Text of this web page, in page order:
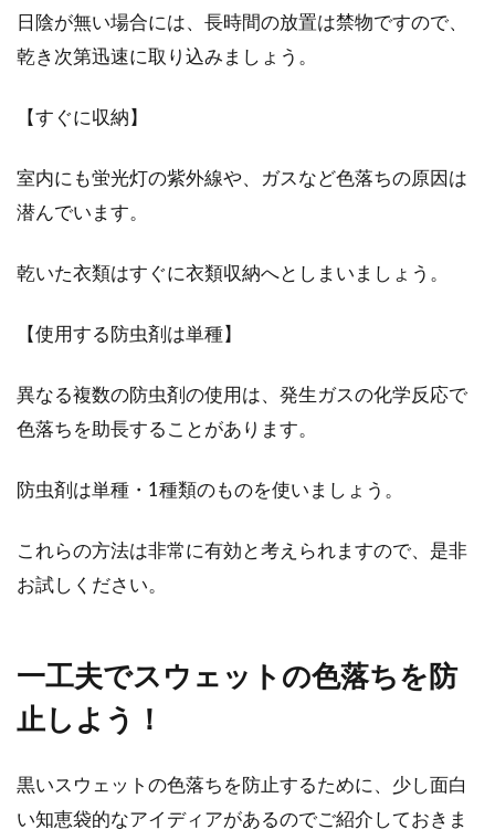
日陰が無い場合には、長時間の放置は禁物ですので、
乾き次第迅速に取り込みましょう。
【すぐに収納】
室内にも蛍光灯の紫外線や、ガスなど色落ちの原因は
潜んでいます。
乾いた衣類はすぐに衣類収納へとしまいましょう。
【使用する防虫剤は単種】
異なる複数の防虫剤の使用は、発生ガスの化学反応で
色落ちを助長することがあります。
防虫剤は単種・1種類のものを使いましょう。
これらの方法は非常に有効と考えられますので、是非
お試しください。
一工夫でスウェットの色落ちを防
止しよう！
黒いスウェットの色落ちを防止するために、少し面白
い知恵袋的なアイディアがあるのでご紹介しておきま